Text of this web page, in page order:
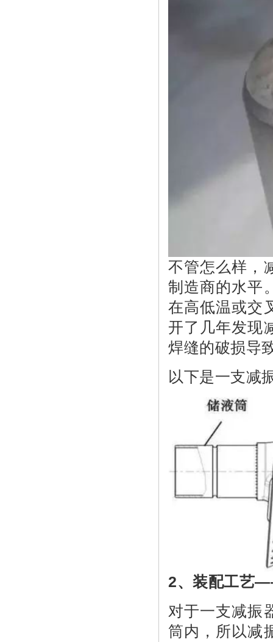
不管怎么样，
制造商的水平
在高低温或交
开了几年发现
焊缝的破损导
以下是一支减
2、装配工艺
对于一支减振
筒内，所以减